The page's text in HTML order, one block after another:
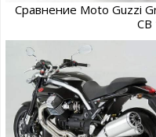
Сравнение Moto Guzzi